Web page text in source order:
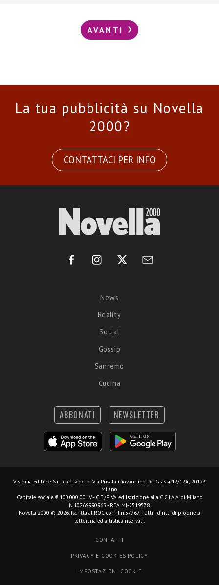
AVANTI
La tua pubblicità su Novella
2000?
CONTATTACI PER INFO
News
Reality
Social
Gossip
Sanremo
Cucina
ABBONATI NEWSLETTER
Visibilia Editrice S.r.l. con sede in Via Privata Giovannino De Grassi 12/12A, 20123
Milano.
Capitale sociale € 100.000,00 I.V. - C.F./P.IVA ed iscrizione alla C.C.I.A.A. di Milano
N.10269990965 - REA MI-2519578.
Novella 2000 © 2026. Iscritta al ROC con il n.37767. Tutti i diritti di proprietà
letteraria ed artistica riservati.
CONTATTI
PRIVACY E COOKIES POLICY
IMPOSTAZIONI COOKIE